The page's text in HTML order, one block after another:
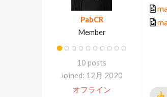
PabCR
Member
10 posts
Joined: 12月 2020
オフライン